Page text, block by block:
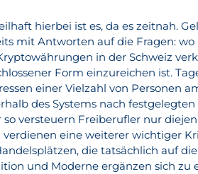
hierbei ist es, da es zeitnah.
mit Antworten auf die Fragen:
in der Schweiz
Form einzureichen ist.
einer Vielzahl von Personen
des Systems nach
so versteuern Freiberufler nur
verdienen eine weiterer wichtiger
die tatsächlich auf
und Moderne ergänzen sich